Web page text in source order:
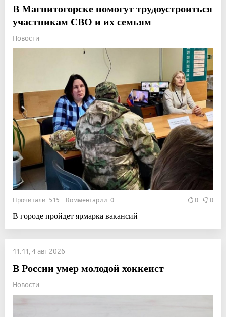
В Магнитогорске помогут трудоустроиться
участникам СВО и их семьям
Новости
Прочитали: 515 Комментарии: 0 0 0
В городе пройдет ярмарка вакансий
11:11, 4 авг 2026
В России умер молодой хоккеист
Новости